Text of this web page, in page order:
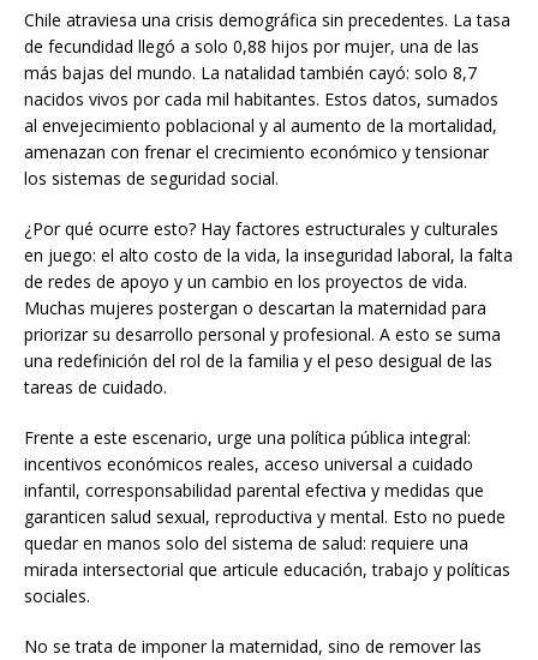
Chile atraviesa una crisis demográfica sin precedentes. La tasa
de fecundidad llegó a solo 0,88 hijos por mujer, una de las
más bajas del mundo. La natalidad también cayó: solo 8,7
nacidos vivos por cada mil habitantes. Estos datos, sumados
al envejecimiento poblacional y al aumento de la mortalidad,
amenazan con frenar el crecimiento económico y tensionar
los sistemas de seguridad social.
¿Por qué ocurre esto? Hay factores estructurales y culturales
en juego: el alto costo de la vida, la inseguridad laboral, la falta
de redes de apoyo y un cambio en los proyectos de vida.
Muchas mujeres postergan o descartan la maternidad para
priorizar su desarrollo personal y profesional. A esto se suma
una redefinición del rol de la familia y el peso desigual de las
tareas de cuidado.
Frente a este escenario, urge una política pública integral:
incentivos económicos reales, acceso universal a cuidado
infantil, corresponsabilidad parental efectiva y medidas que
garanticen salud sexual, reproductiva y mental. Esto no puede
quedar en manos solo del sistema de salud: requiere una
mirada intersectorial que articule educación, trabajo y políticas
sociales.
No se trata de imponer la maternidad, sino de remover las